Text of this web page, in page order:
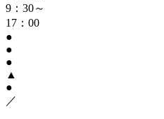
9：30～
17：00
●
●
●
▲
●
／